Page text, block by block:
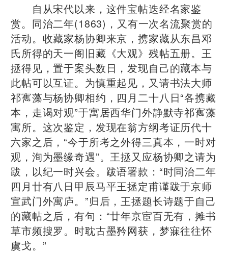
自从宋代以来，这件宝帖迭经名家鉴
赏。同治二年(1863)，又有一次名流聚赏的
活动。收藏家杨协卿来京，携家藏从东昌邓
氏所得的天一阁旧藏《大观》残帖五册。王
拯得见，置于案头数日，发现自己的藏本与
此帖可以互证。为慎重起见，又请书法大师
祁寯藻与杨协卿相约，四月二十八日“各携藏
本，走谒对观”于寓居西华门外静默寺祁寯藻
寓所。这次鉴定，发现在翁方纲考证历代十
六家之后，“今于所考之外得三真本，一时对
观，洵为墨缘奇遇”。王拯又应杨协卿之请为
跋，以纪一时兴会。跋语署款：“时同治二年
四月廿有八日甲辰马平王拯定甫谨跋于京师
宣武门外寓庐。”归后，王拯题长诗题于自己
的藏帖之后，有句：“廿年京宦百无有，摊书
草市频搜罗。时耽古墨矜网获，梦寐往往怀
虞戈。”